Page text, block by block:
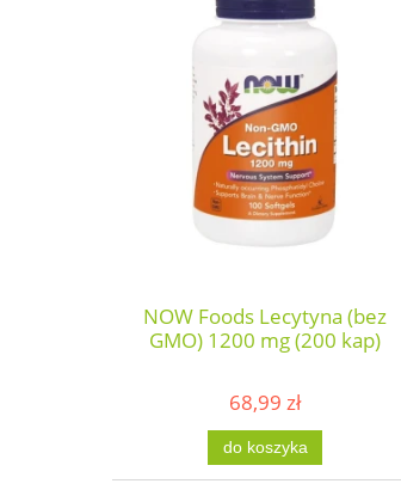
NOW Foods Lecytyna (bez
GMO) 1200 mg (200 kap)
68,99 zł
do koszyka